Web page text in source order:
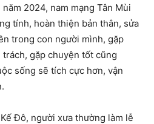
2024, nam mạng Tân Mùi
tính, hoàn thiện bản thân, sửa
trong con người mình, gặp
gặp chuyện tốt cũng
sống sẽ tích cực hơn, vận
Đô, người xưa thường làm lễ